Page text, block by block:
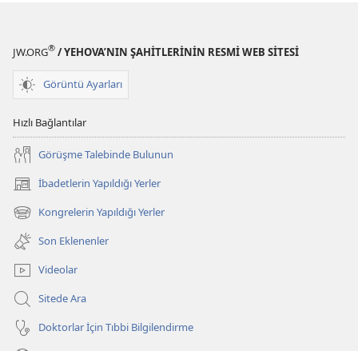
JW.ORG® / YEHOVA’NIN ŞAHİTLERİNİN RESMİ WEB SİTESİ
Görüntü Ayarları
Hızlı Bağlantılar
Görüşme Talebinde Bulunun
İbadetlerin Yapıldığı Yerler
(yeni
pencere
açar)
Kongrelerin Yapıldığı Yerler
(yeni
pencere
açar)
Son Eklenenler
Videolar
Sitede Ara
Doktorlar İçin Tıbbi Bilgilendirme